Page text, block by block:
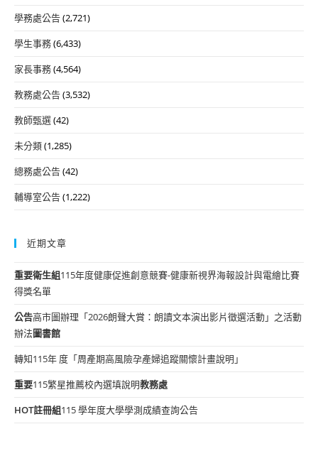
學務處公告(2,721)
學生事務(6,433)
家長事務(4,564)
教務處公告(3,532)
教師甄選(42)
未分類(1,285)
總務處公告(42)
輔導室公告(1,222)
近期文章
重要衛生組115年度健康促進創意競賽-健康新視界海報設計與電繪比賽
得獎名單
公告高市圖辦理「2026朗聲大賞：朗讀文本演出影片徵選活動」之活動
辦法圖書館
轉知115年 度「周產期高風險孕產婦追蹤關懷計畫說明」
重要115繁星推薦校內選填說明教務處
HOT註冊組115 學年度大學學測成績查詢公告